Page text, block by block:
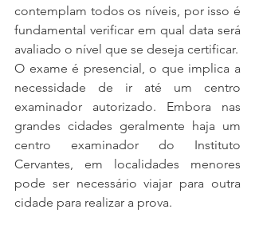
contemplam todos os níveis, por isso é
fundamental verificar em qual data será
avaliado o nível que se deseja certificar.
O exame é presencial, o que implica a
necessidade de ir até um centro
examinador autorizado. Embora nas
grandes cidades geralmente haja um
centro examinador do Instituto
Cervantes, em localidades menores
pode ser necessário viajar para outra
cidade para realizar a prova.